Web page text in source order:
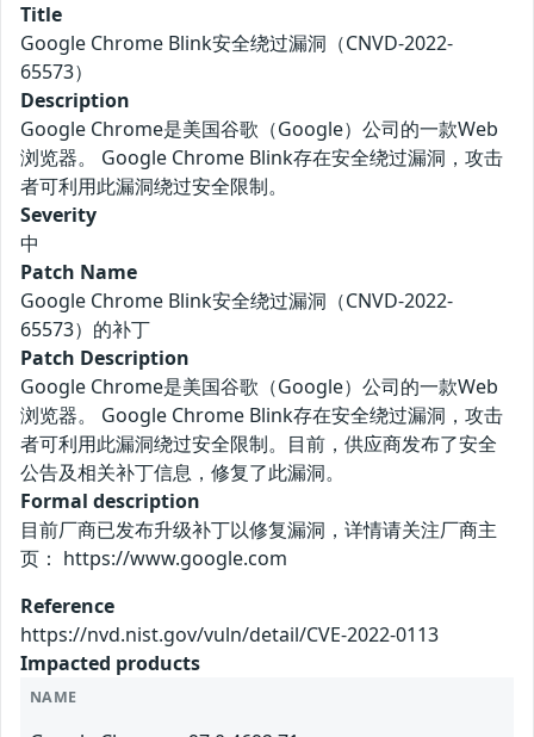
Title
Google Chrome Blink安全绕过漏洞（CNVD-2022-
65573）
Description
Google Chrome是美国谷歌（Google）公司的一款Web
浏览器。 Google Chrome Blink存在安全绕过漏洞，攻击
者可利用此漏洞绕过安全限制。
Severity
中
Patch Name
Google Chrome Blink安全绕过漏洞（CNVD-2022-
65573）的补丁
Patch Description
Google Chrome是美国谷歌（Google）公司的一款Web
浏览器。 Google Chrome Blink存在安全绕过漏洞，攻击
者可利用此漏洞绕过安全限制。目前，供应商发布了安全
公告及相关补丁信息，修复了此漏洞。
Formal description
目前厂商已发布升级补丁以修复漏洞，详情请关注厂商主
页： https://www.google.com
Reference
https://nvd.nist.gov/vuln/detail/CVE-2022-0113
Impacted products
NAME